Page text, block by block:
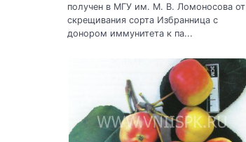
получен в МГУ им. М. В. Ломоносова от
скрещивания сорта Избранница с
донором иммунитета к па...